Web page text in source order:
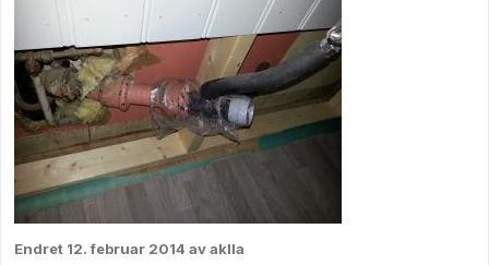
Endret 12. februar 2014 av aklla